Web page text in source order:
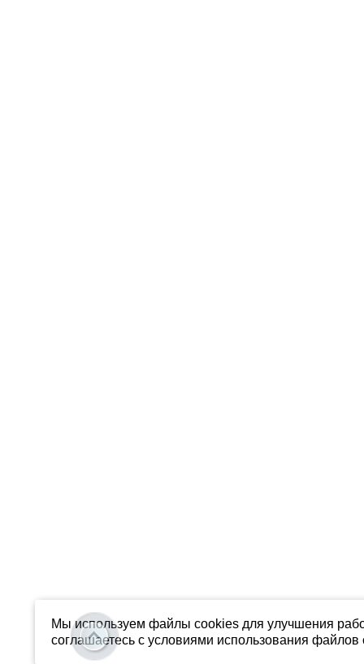
Мы используем файлы cookies для улучшения
соглашаетесь с условиями использования файлов